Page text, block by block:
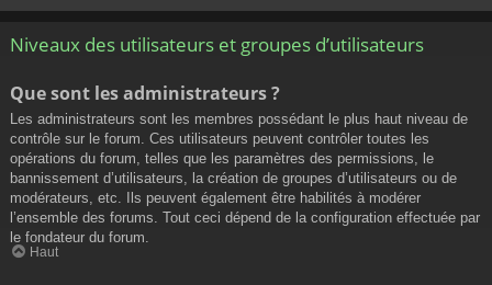
Niveaux des utilisateurs et groupes d’utilisateurs
Que sont les administrateurs ?
Les administrateurs sont les membres possédant le plus haut niveau de
contrôle sur le forum. Ces utilisateurs peuvent contrôler toutes les
opérations du forum, telles que les paramètres des permissions, le
bannissement d’utilisateurs, la création de groupes d’utilisateurs ou de
modérateurs, etc. Ils peuvent également être habilités à modérer
l’ensemble des forums. Tout ceci dépend de la configuration effectuée par
le fondateur du forum.
Haut